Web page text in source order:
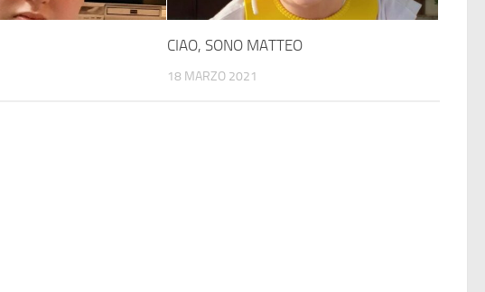
CIAO, SONO MATTEO
18 MARZO 2021